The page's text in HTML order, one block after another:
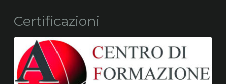
Certificazioni